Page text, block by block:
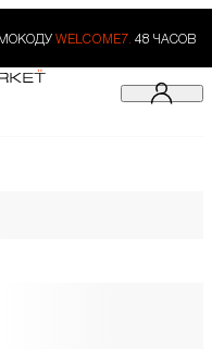
WELCOME7. 48 ЧАСОВ